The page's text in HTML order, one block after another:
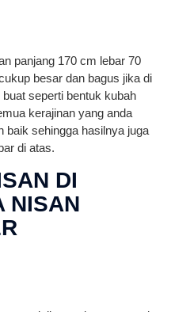
panjang 170 cm lebar 70
besar dan bagus jika di
seperti bentuk kubah
kerajinan yang anda
baik sehingga hasilnya juga
di atas.
DI
NISAN